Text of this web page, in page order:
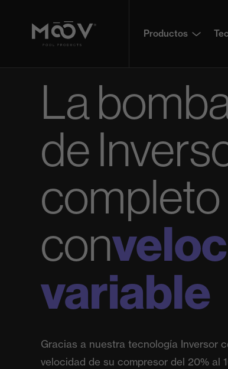
Productos
La
de
completo
con
variable
Gracias a nuestra tecnología Inversor
velocidad de su compresor del 20% al